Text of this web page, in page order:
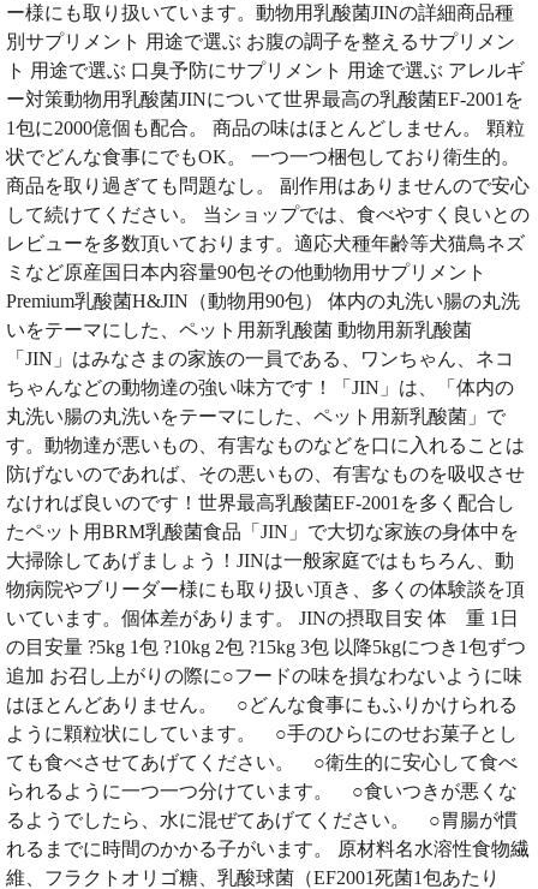
ー様にも取り扱いています。動物用乳酸菌JINの詳細商品種
別サプリメント 用途で選ぶ お腹の調子を整えるサプリメン
ト 用途で選ぶ 口臭予防にサプリメント 用途で選ぶ アレルギ
ー対策動物用乳酸菌JINについて世界最高の乳酸菌EF-2001を
1包に2000億個も配合。 商品の味はほとんどしません。 顆粒
状でどんな食事にでもOK。 一つ一つ梱包しており衛生的。
商品を取り過ぎても問題なし。 副作用はありませんので安心
して続けてください。 当ショップでは、食べやすく良いとの
レビューを多数頂いております。適応犬種年齢等犬猫鳥ネズ
ミなど原産国日本内容量90包その他動物用サプリメント
Premium乳酸菌H&JIN（動物用90包） 体内の丸洗い腸の丸洗
いをテーマにした、ペット用新乳酸菌 動物用新乳酸菌
「JIN」はみなさまの家族の一員である、ワンちゃん、ネコ
ちゃんなどの動物達の強い味方です！「JIN」は、「体内の
丸洗い腸の丸洗いをテーマにした、ペット用新乳酸菌」で
す。動物達が悪いもの、有害なものなどを口に入れることは
防げないのであれば、その悪いもの、有害なものを吸収させ
なければ良いのです！世界最高乳酸菌EF-2001を多く配合し
たペット用BRM乳酸菌食品「JIN」で大切な家族の身体中を
大掃除してあげましょう！JINは一般家庭ではもちろん、動
物病院やブリーダー様にも取り扱い頂き、多くの体験談を頂
いています。個体差があります。 JINの摂取目安 体 重 1日
の目安量 ?5kg 1包 ?10kg 2包 ?15kg 3包 以降5kgにつき1包ずつ
追加 お召し上がりの際に○フードの味を損なわないように味
はほとんどありません。 ○どんな食事にもふりかけられる
ように顆粒状にしています。 ○手のひらにのせお菓子とし
ても食べさせてあげてください。 ○衛生的に安心して食べ
られるように一つ一つ分けています。 ○食いつきが悪くな
るようでしたら、水に混ぜてあげてください。 ○胃腸が慣
れるまでに時間のかかる子がいます。 原材料名水溶性食物繊
維、フラクトオリゴ糖、乳酸球菌（EF2001死菌1包あたり